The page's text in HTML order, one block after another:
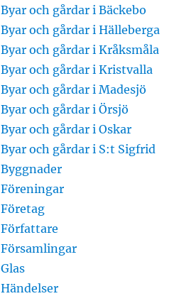
Byar och gårdar i Bäckebo
Byar och gårdar i Hälleberga
Byar och gårdar i Kråksmåla
Byar och gårdar i Kristvalla
Byar och gårdar i Madesjö
Byar och gårdar i Örsjö
Byar och gårdar i Oskar
Byar och gårdar i S:t Sigfrid
Byggnader
Föreningar
Företag
Författare
Församlingar
Glas
Händelser